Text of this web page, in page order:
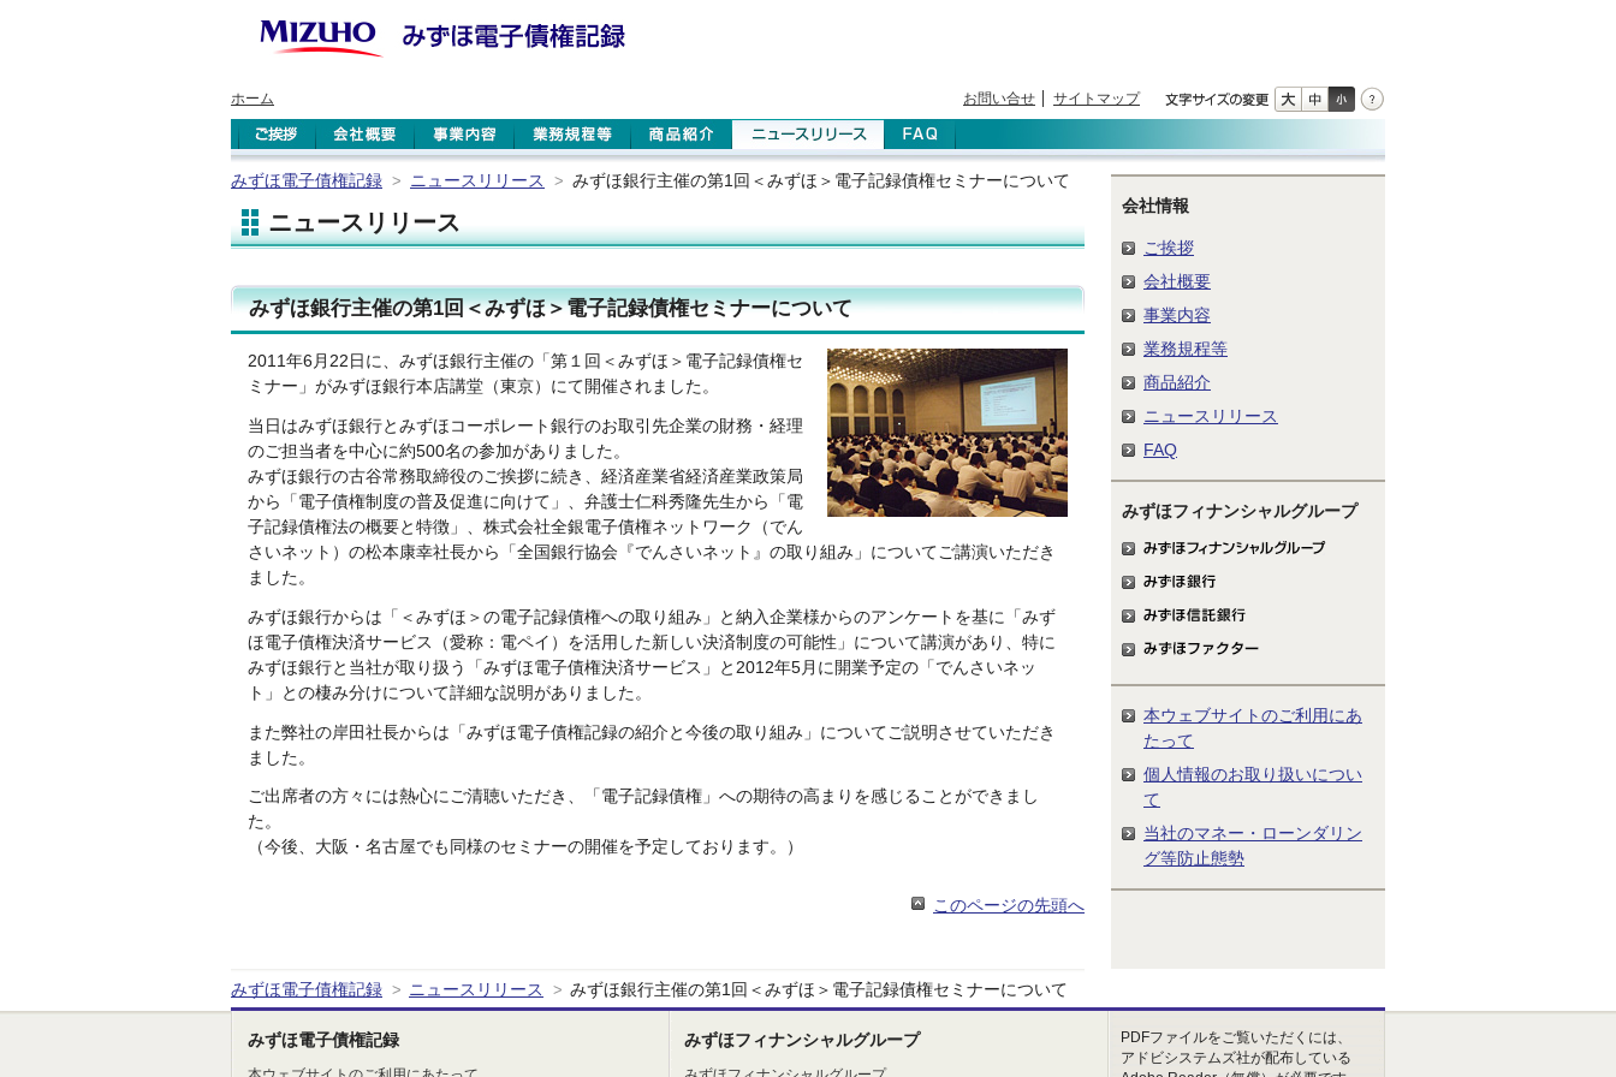
ホーム お問い合せ サイトマップ
みずほ電子債権記録 > ニュースリリース > みずほ銀行主催の第1回＜みずほ＞電子記録債権セミナーについて
ニュースリリース
みずほ銀行主催の第1回＜みずほ＞電子記録債権セミナーについて
2011年6月22日に、みずほ銀行主催の「第１回＜みずほ＞電子記録債権セ
ミナー」がみずほ銀行本店講堂（東京）にて開催されました。
当日はみずほ銀行とみずほコーポレート銀行のお取引先企業の財務・経理
のご担当者を中心に約500名の参加がありました。
みずほ銀行の古谷常務取締役のご挨拶に続き、経済産業省経済産業政策局
から「電子債権制度の普及促進に向けて」、弁護士仁科秀隆先生から「電
子記録債権法の概要と特徴」、株式会社全銀電子債権ネットワーク（でん
さいネット）の松本康幸社長から「全国銀行協会『でんさいネット』の取り組み」についてご講演いただき
ました。
みずほ銀行からは「＜みずほ＞の電子記録債権への取り組み」と納入企業様からのアンケートを基に「みず
ほ電子債権決済サービス（愛称：電ペイ）を活用した新しい決済制度の可能性」について講演があり、特に
みずほ銀行と当社が取り扱う「みずほ電子債権決済サービス」と2012年5月に開業予定の「でんさいネッ
ト」との棲み分けについて詳細な説明がありました。
また弊社の岸田社長からは「みずほ電子債権記録の紹介と今後の取り組み」についてご説明させていただき
ました。
ご出席者の方々には熱心にご清聴いただき、「電子記録債権」への期待の高まりを感じることができまし
た。
（今後、大阪・名古屋でも同様のセミナーの開催を予定しております。）
このページの先頭へ
会社情報
ご挨拶
会社概要
事業内容
業務規程等
商品紹介
ニュースリリース
FAQ
みずほフィナンシャルグループ
本ウェブサイトのご利用にあ
たって
個人情報のお取り扱いについ
て
当社のマネー・ローンダリン
グ等防止態勢
みずほ電子債権記録 > ニュースリリース > みずほ銀行主催の第1回＜みずほ＞電子記録債権セミナーについて
みずほ電子債権記録 みずほフィナンシャルグループ
PDFファイルをご覧いただくには、
アドビシステムズ社が配布している